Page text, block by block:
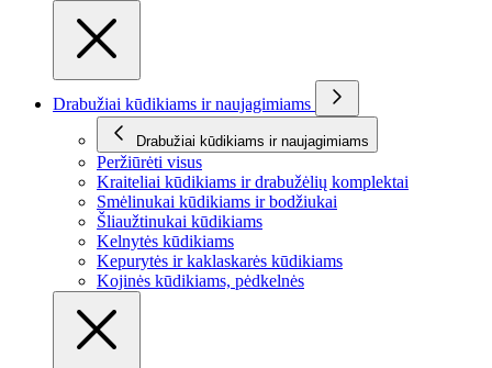
Drabužiai kūdikiams ir naujagimiams
Drabužiai kūdikiams ir naujagimiams
Peržiūrėti visus
Kraiteliai kūdikiams ir drabužėlių komplektai
Smėlinukai kūdikiams ir bodžiukai
Šliaužtinukai kūdikiams
Kelnytės kūdikiams
Kepurytės ir kaklaskarės kūdikiams
Kojinės kūdikiams, pėdkelnės